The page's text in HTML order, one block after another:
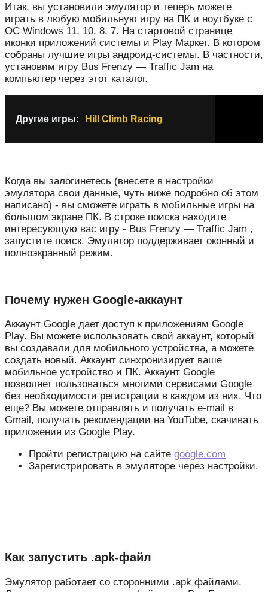
Итак, вы установили эмулятор и теперь можете
играть в любую мобильную игру на ПК и ноутбуке с
ОС Windows 11, 10, 8, 7. На стартовой странице
иконки приложений системы и Play Маркет. В котором
собраны лучшие игры андроид-системы. В частности,
установим игру Bus Frenzy — Traffic Jam на
компьютер через этот каталог.
Другие игры: Hill Climb Racing
Когда вы залогинетесь (внесете в настройки
эмулятора свои данные, чуть ниже подробно об этом
написано) - вы сможете играть в мобильные игры на
большом экране ПК. В строке поиска находите
интересующую вас игру - Bus Frenzy — Traffic Jam ,
запустите поиск. Эмулятор поддерживает оконный и
полноэкранный режим.
Почему нужен Google-аккаунт
Аккаунт Google дает доступ к приложениям Google
Play. Вы можете использовать свой аккаунт, который
вы создавали для мобильного устройства, а можете
создать новый. Аккаунт синхронизирует ваше
мобильное устройство и ПК. Аккаунт Google
позволяет пользоваться многими сервисами Google
без необходимости регистрации в каждом из них. Что
еще? Вы можете отправлять и получать e-mail в
Gmail, получать рекомендации на YouTube, скачивать
приложения из Google Play.
Пройти регистрацию на сайте google.com
Зарегистрировать в эмуляторе через настройки.
Как запустить .apk-файл
Эмулятор работает со сторонними .apk файлами.